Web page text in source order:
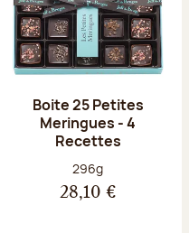
Boite 25 Petites
Meringues - 4
Recettes
Poids net :
296g
28,10 €